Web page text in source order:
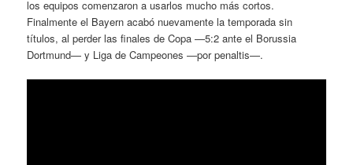
los equipos comenzaron a usarlos mucho más cortos.
Finalmente el Bayern acabó nuevamente la temporada sin
títulos, al perder las finales de Copa —5:2 ante el Borussia
Dortmund— y Liga de Campeones —por penaltis—.